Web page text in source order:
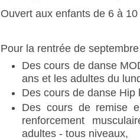
Ouvert aux enfants de 6 à
Pour la rentrée de
Des cours de danse
ans et les adultes du
Des cours de danse
Des cours de remise
renforcement
adultes - tous niveaux,